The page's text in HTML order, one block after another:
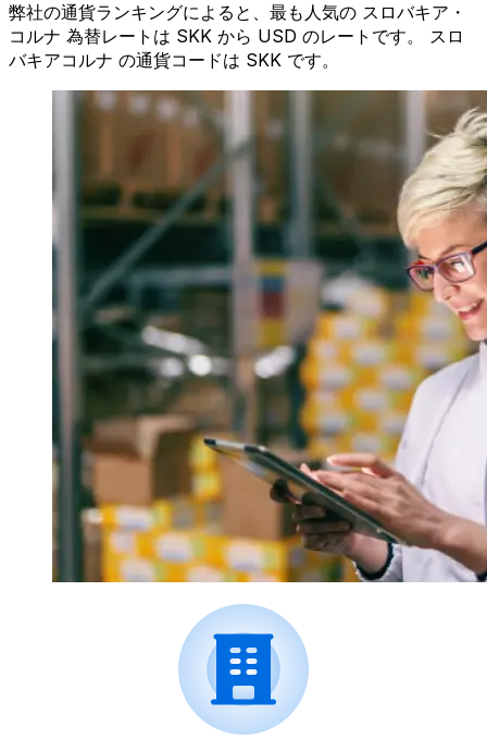
弊社の通貨ランキングによると、最も人気の スロバキア・
コルナ 為替レートは SKK から USD のレートです。 スロ
バキアコルナ の通貨コードは SKK です。